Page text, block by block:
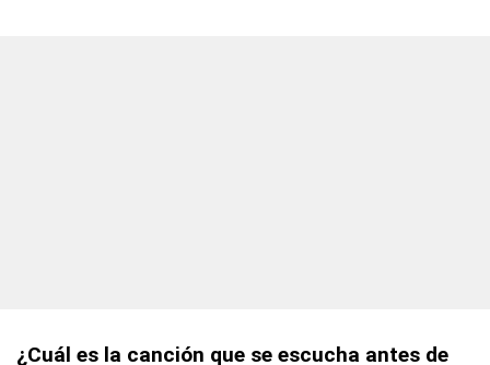
¿Cuál es la canción que se escucha antes de